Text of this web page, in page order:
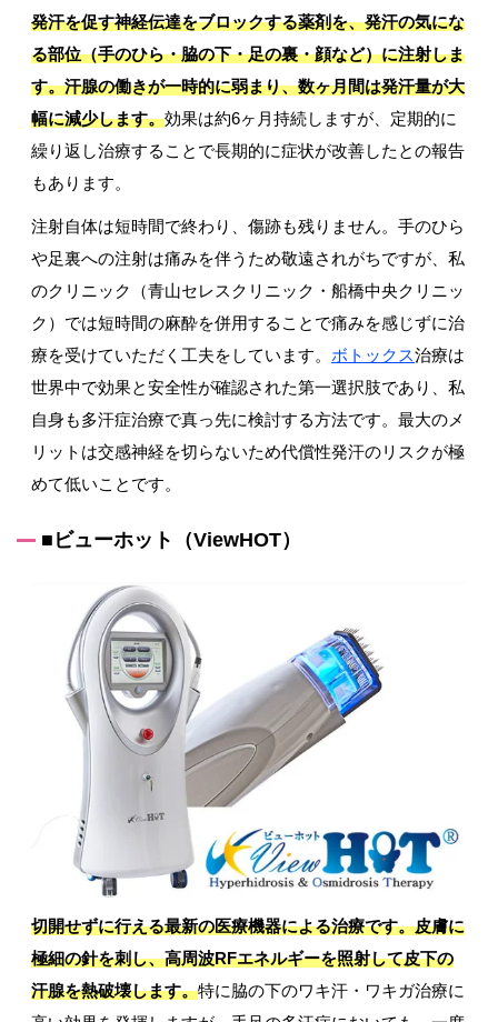
発汗を促す神経伝達をブロックする薬剤を、発汗の気にな
る部位（手のひら・脇の下・足の裏・顔など）に注射しま
す。汗腺の働きが一時的に弱まり、数ヶ月間は発汗量が大
幅に減少します。効果は約6ヶ月持続しますが、定期的に
繰り返し治療することで長期的に症状が改善したとの報告
もあります。
注射自体は短時間で終わり、傷跡も残りません。手のひら
や足裏への注射は痛みを伴うため敬遠されがちですが、私
のクリニック（青山セレスクリニック・船橋中央クリニッ
ク）では短時間の麻酔を併用することで痛みを感じずに治
療を受けていただく工夫をしています。 ボトックス治療は
世界中で効果と安全性が確認された第一選択肢であり、私
自身も多汗症治療で真っ先に検討する方法です。最大のメ
リットは交感神経を切らないため代償性発汗のリスクが極
めて低いことです。
■ビューホット（ViewHOT）
切開せずに行える最新の医療機器による治療です。皮膚に
極細の針を刺し、高周波RFエネルギーを照射して皮下の
汗腺を熱破壊します。特に脇の下のワキ汗・ワキガ治療に